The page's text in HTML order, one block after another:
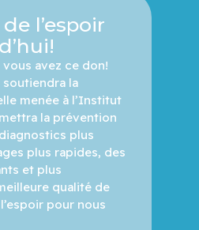
l’espoir
avez ce don!
la
menée à l’Institut
la prévention
plus
plus rapides, des
et plus
qualité de
pour nous